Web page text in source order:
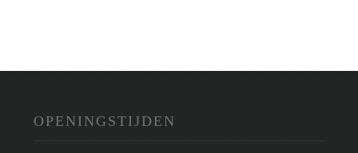
OPENINGSTIJDEN